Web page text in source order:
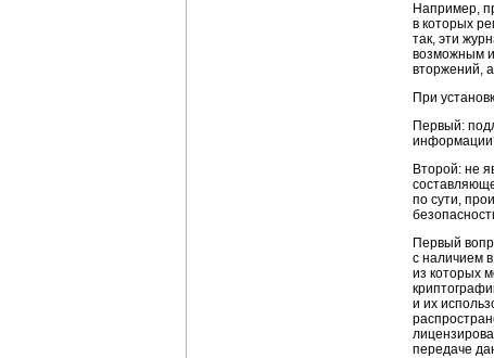
Например,
в которых
так, эти
возможным
вторжений,
При
Первый:
Второй: не
по сути,
Первый
с наличием
из которых
и их
передаче